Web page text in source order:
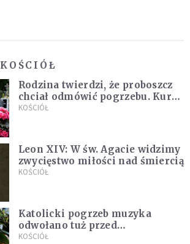
KOŚCIÓŁ
Rodzina twierdzi, że proboszcz
chciał odmówić pogrzebu. Kuria
zapowiada wyjaśnienia
KOŚCIÓŁ
Leon XIV: W św. Agacie widzimy
zwycięstwo miłości nad śmiercią
KOŚCIÓŁ
Katolicki pogrzeb muzyka
odwołano tuż przed
uroczystością. Powodem była
KOŚCIÓŁ